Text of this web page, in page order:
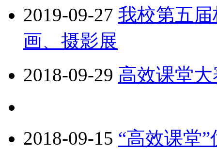
2019-09-27 我校第五
画、摄影展
2018-09-29 高效课堂大
2018-09-15 “高效课堂